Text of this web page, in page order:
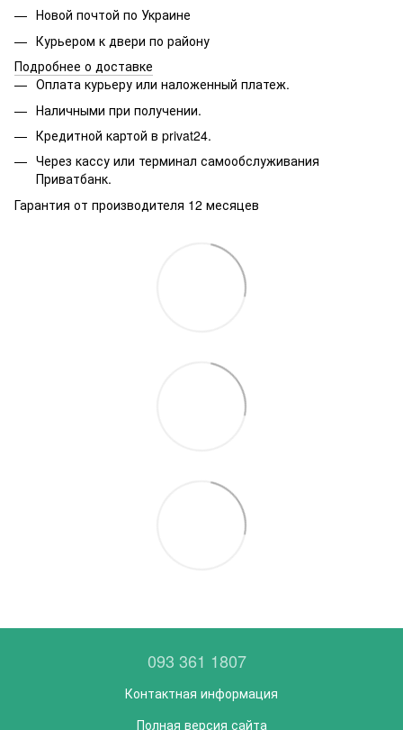
Новой почтой по Украине
Курьером к двери по району
Подробнее о доставке
Оплата курьеру или наложенный платеж.
Наличными при получении.
Кредитной картой в privat24.
Через кассу или терминал самообслуживания
Приватбанк.
Гарантия от производителя 12 месяцев
093 361 1807
Контактная информация
Полная версия сайта